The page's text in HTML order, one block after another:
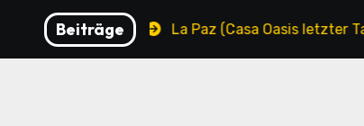
Inhalten
springen
Beiträge
Municipality La Paz (Casa Oasis letzter Tag)